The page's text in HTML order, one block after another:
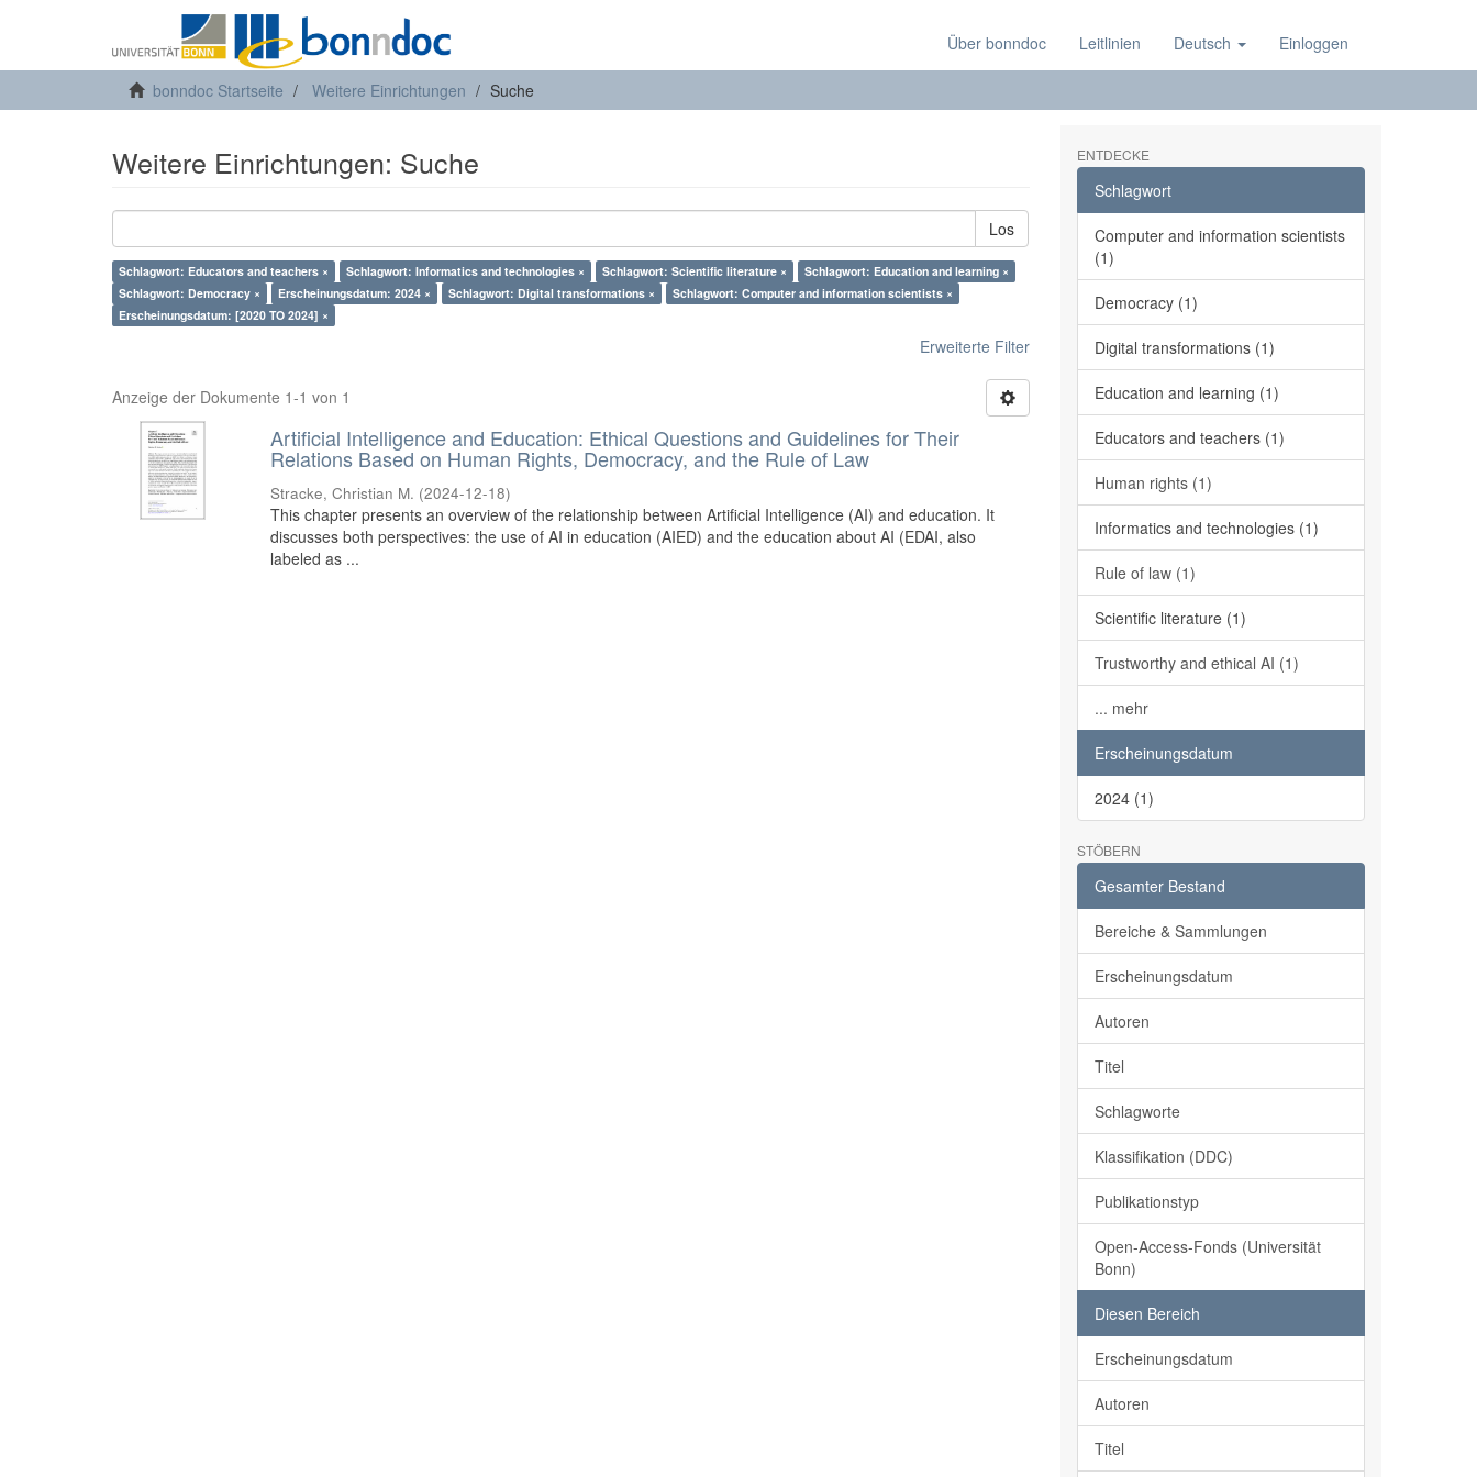
Über bonndoc Leitlinien Deutsch Einloggen
bonndoc Startseite Weitere Einrichtungen Suche
Weitere Einrichtungen: Suche
Los
Schlagwort: Educators and teachers × Schlagwort: Informatics and technologies × Schlagwort: Scientific literature ×
Schlagwort: Education and learning ×
Schlagwort: Democracy ×
Erscheinungsdatum: 2024 × Schlagwort: Digital transformations ×
Schlagwort: Computer and information scientists ×
Erscheinungsdatum: [2020 TO 2024] ×
Erweiterte Filter
Anzeige der Dokumente 1-1 von 1
Artificial Intelligence and Education: Ethical Questions and Guidelines for Their
Relations Based on Human Rights, Democracy, and the Rule of Law
Stracke, Christian M. (2024-12-18)
This chapter presents an overview of the relationship between Artificial Intelligence (AI) and education. It
discusses both perspectives: the use of AI in education (AIED) and the education about AI (EDAI, also
labeled as ...
ENTDECKE
Schlagwort
Computer and information scientists
(1)
Democracy (1)
Digital transformations (1)
Education and learning (1)
Educators and teachers (1)
Human rights (1)
Informatics and technologies (1)
Rule of law (1)
Scientific literature (1)
Trustworthy and ethical AI (1)
... mehr
Erscheinungsdatum
2024 (1)
STÖBERN
Gesamter Bestand
Bereiche & Sammlungen
Erscheinungsdatum
Autoren
Titel
Schlagworte
Klassifikation (DDC)
Publikationstyp
Open-Access-Fonds (Universität
Bonn)
Diesen Bereich
Erscheinungsdatum
Autoren
Titel